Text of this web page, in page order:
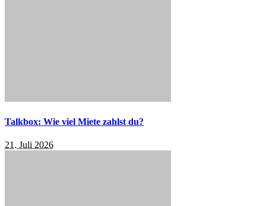
Talkbox: Wie viel Miete zahlst du?
21. Juli 2026